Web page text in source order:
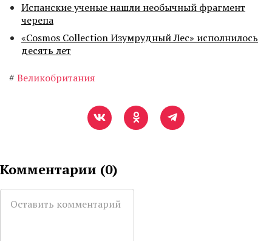
Испанские ученые нашли необычный фрагмент
черепа
«Cosmos Collection Изумрудный Лес» исполнилось
десять лет
# Великобритания
Комментарии (0)